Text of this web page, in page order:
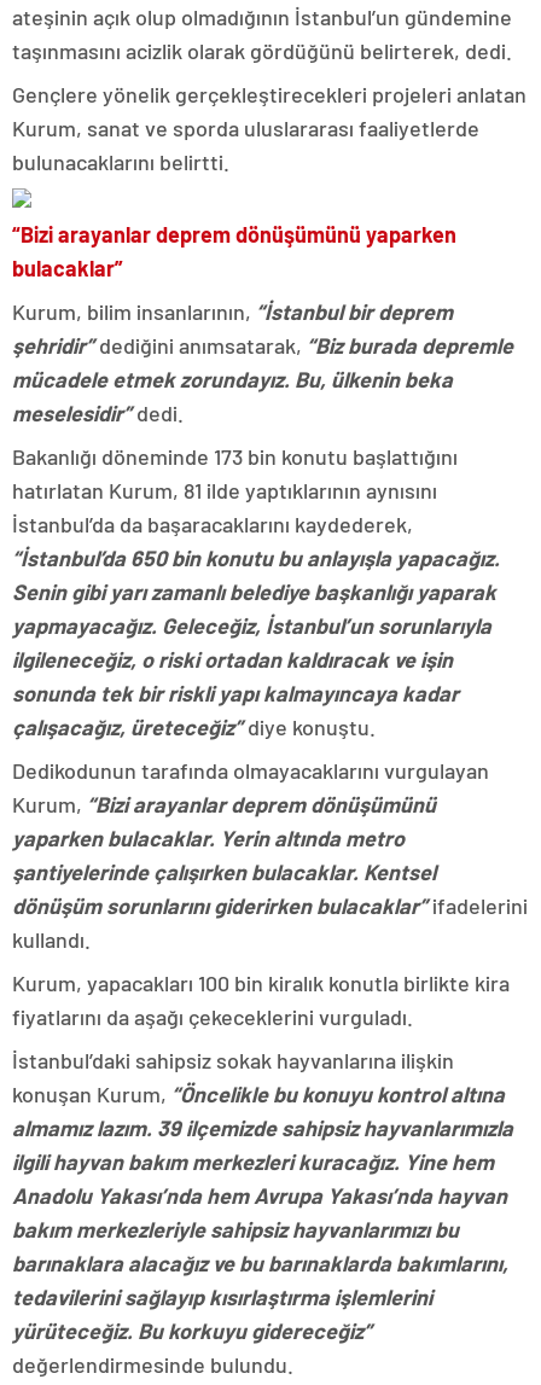
ateşinin açık olup olmadığının İstanbul’un gündemine
taşınmasını acizlik olarak gördüğünü belirterek, dedi.
Gençlere yönelik gerçekleştirecekleri projeleri anlatan
Kurum, sanat ve sporda uluslararası faaliyetlerde
bulunacaklarını belirtti.
“Bizi arayanlar deprem dönüşümünü yaparken
bulacaklar”
Kurum, bilim insanlarının, “İstanbul bir deprem
şehridir”dediğini anımsatarak, “Biz burada depremle
mücadele etmek zorundayız. Bu, ülkenin beka
meselesidir”dedi.
Bakanlığı döneminde 173 bin konutu başlattığını
hatırlatan Kurum, 81 ilde yaptıklarının aynısını
İstanbul’da da başaracaklarını kaydederek,
“İstanbul’da 650 bin konutu bu anlayışla yapacağız.
Senin gibi yarı zamanlı belediye başkanlığı yaparak
yapmayacağız. Geleceğiz, İstanbul’un sorunlarıyla
ilgileneceğiz, o riski ortadan kaldıracak ve işin
sonunda tek bir riskli yapı kalmayıncaya kadar
çalışacağız, üreteceğiz”diye konuştu.
Dedikodunun tarafında olmayacaklarını vurgulayan
Kurum, “Bizi arayanlar deprem dönüşümünü
yaparken bulacaklar. Yerin altında metro
şantiyelerinde çalışırken bulacaklar. Kentsel
dönüşüm sorunlarını giderirken bulacaklar”ifadelerini
kullandı.
Kurum, yapacakları 100 bin kiralık konutla birlikte kira
fiyatlarını da aşağı çekeceklerini vurguladı.
İstanbul’daki sahipsiz sokak hayvanlarına ilişkin
konuşan Kurum, “Öncelikle bu konuyu kontrol altına
almamız lazım. 39 ilçemizde sahipsiz hayvanlarımızla
ilgili hayvan bakım merkezleri kuracağız. Yine hem
Anadolu Yakası’nda hem Avrupa Yakası’nda hayvan
bakım merkezleriyle sahipsiz hayvanlarımızı bu
barınaklara alacağız ve bu barınaklarda bakımlarını,
tedavilerini sağlayıp kısırlaştırma işlemlerini
yürüteceğiz. Bu korkuyu gidereceğiz”
değerlendirmesinde bulundu.